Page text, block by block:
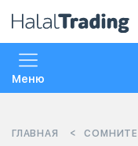
Меню
ГЛАВНАЯ